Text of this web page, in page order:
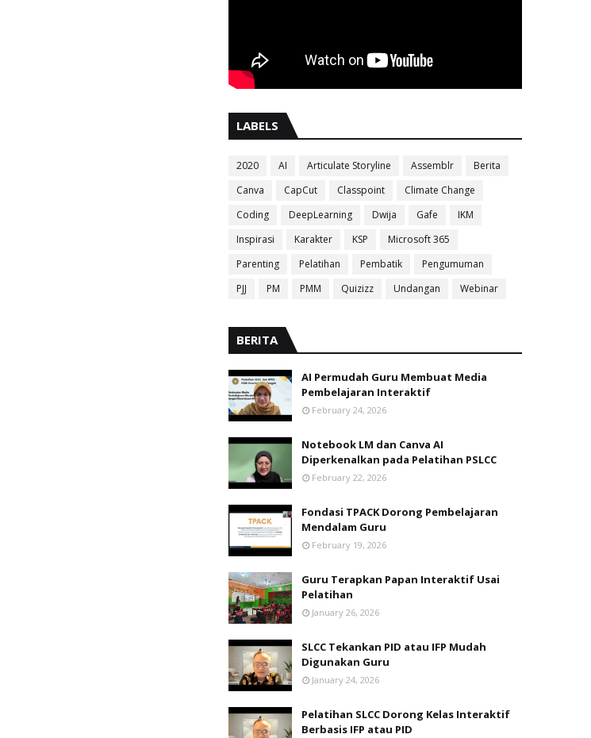
LABELS
2020 AI Articulate Storyline Assemblr
Berita
Canva
CapCut Classpoint
Climate Change
Coding
DeepLearning Dwija Gafe
IKM
Inspirasi
Karakter KSP
Microsoft 365
Parenting
Pelatihan Pembatik
Pengumuman
PJJ
PM PMM Quizizz Undangan Webinar
BERITA
AI Permudah Guru Membuat Media
Pembelajaran Interaktif
February 24, 2026
Notebook LM dan Canva AI
Diperkenalkan pada Pelatihan PSLCC
February 22, 2026
Fondasi TPACK Dorong Pembelajaran
Mendalam Guru
February 19, 2026
Guru Terapkan Papan Interaktif Usai
Pelatihan
January 26, 2026
SLCC Tekankan PID atau IFP Mudah
Digunakan Guru
January 24, 2026
Pelatihan SLCC Dorong Kelas Interaktif
Berbasis IFP atau PID